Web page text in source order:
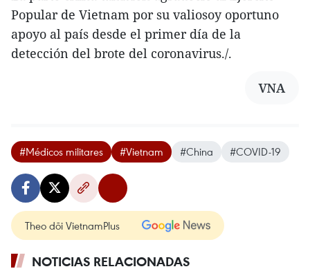
Popular de Vietnam por su valiosoy oportuno
apoyo al país desde el primer día de la
detección del brote del coronavirus./.
VNA
#Médicos militares #Vietnam #China #COVID-19
Theo dõi VietnamPlus
NOTICIAS RELACIONADAS